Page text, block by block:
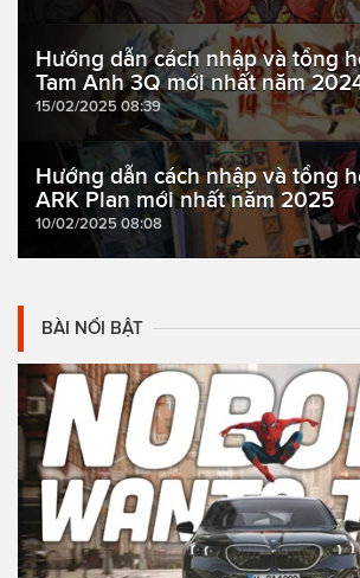
Hướng dẫn cách nhập và tổng
Tam Anh 3Q mới nhất năm
15/02/2025 08:39
Hướng dẫn cách nhập và tổng
ARK Plan mới nhất năm 2025
10/02/2025 08:08
BÀI NỔI BẬT